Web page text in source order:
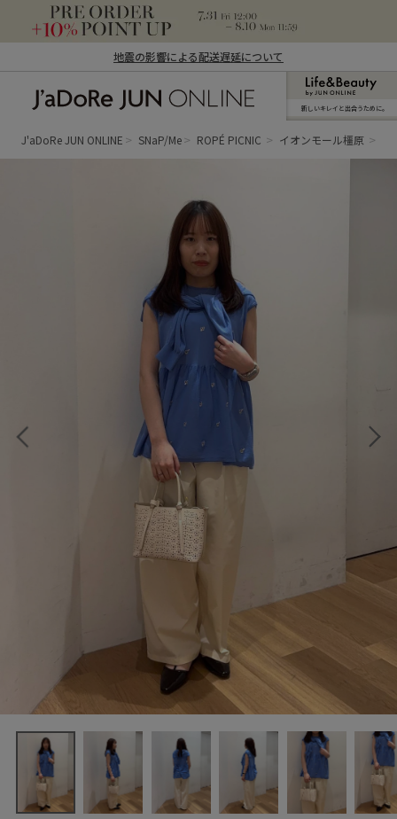
地震の影響による配送遅延について
ン オンライン）
新しいキレイと出合うために。
J'aDoRe JUN ONLINE SNaP/Me ROPÉ PICNIC イオンモール橿原